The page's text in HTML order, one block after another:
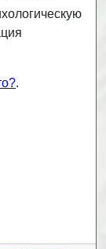
.